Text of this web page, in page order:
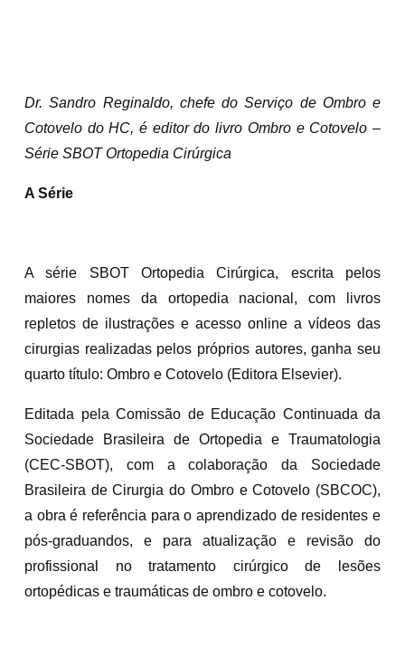
Dr. Sandro Reginaldo, chefe do Serviço de Ombro e
Cotovelo do HC, é editor do livro Ombro e Cotovelo –
Série SBOT Ortopedia Cirúrgica
A Série
A série SBOT Ortopedia Cirúrgica, escrita pelos
maiores nomes da ortopedia nacional, com livros
repletos de ilustrações e acesso online a vídeos das
cirurgias realizadas pelos próprios autores, ganha seu
quarto título: Ombro e Cotovelo (Editora Elsevier).
Editada pela Comissão de Educação Continuada da
Sociedade Brasileira de Ortopedia e Traumatologia
(CEC-SBOT), com a colaboração da Sociedade
Brasileira de Cirurgia do Ombro e Cotovelo (SBCOC),
a obra é referência para o aprendizado de residentes e
pós-graduandos, e para atualização e revisão do
profissional no tratamento cirúrgico de lesões
ortopédicas e traumáticas de ombro e cotovelo.